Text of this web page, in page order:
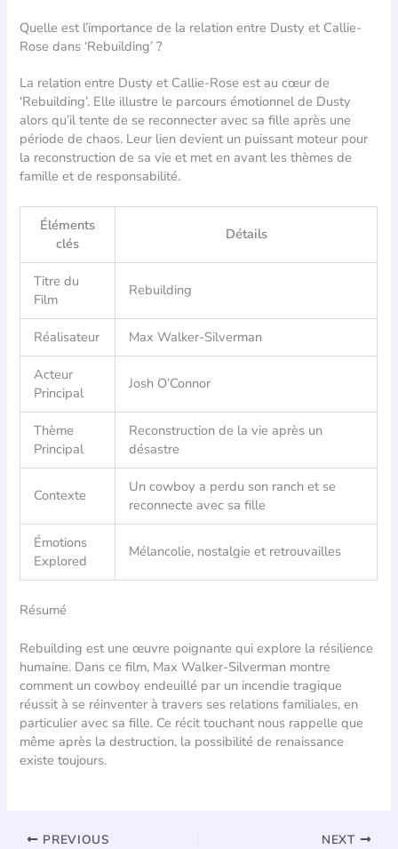
Quelle est l’importance de la relation entre Dusty et Callie-
Rose dans ‘Rebuilding’ ?
La relation entre Dusty et Callie-Rose est au cœur de
‘Rebuilding’. Elle illustre le parcours émotionnel de Dusty
alors qu’il tente de se reconnecter avec sa fille après une
période de chaos. Leur lien devient un puissant moteur pour
la reconstruction de sa vie et met en avant les thèmes de
famille et de responsabilité.
Éléments
clés
Détails
Titre du
Film
Rebuilding
Réalisateur Max Walker-Silverman
Acteur
Principal
Josh O’Connor
Thème
Principal
Reconstruction de la vie après un
désastre
Contexte
Un cowboy a perdu son ranch et se
reconnecte avec sa fille
Émotions
Explored
Mélancolie, nostalgie et retrouvailles
Résumé
Rebuilding est une œuvre poignante qui explore la résilience
humaine. Dans ce film, Max Walker-Silverman montre
comment un cowboy endeuillé par un incendie tragique
réussit à se réinventer à travers ses relations familiales, en
particulier avec sa fille. Ce récit touchant nous rappelle que
même après la destruction, la possibilité de renaissance
existe toujours.
PREVIOUS NEXT